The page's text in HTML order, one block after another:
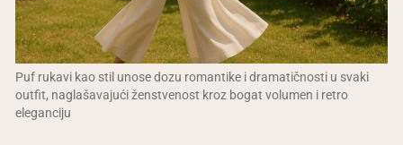
Puf rukavi kao stil unose dozu romantike i dramatičnosti u svaki
outfit, naglašavajući ženstvenost kroz bogat volumen i retro
eleganciju